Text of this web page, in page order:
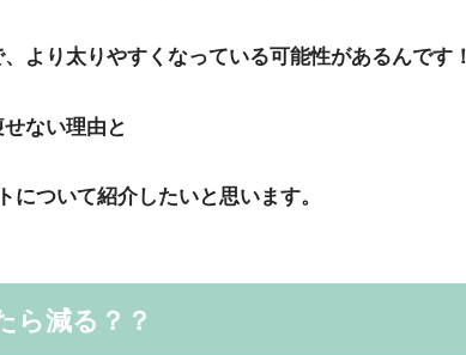
より太りやすくなっている可能性があるんです！
ない理由と
について紹介したいと思います。
ら減る？？